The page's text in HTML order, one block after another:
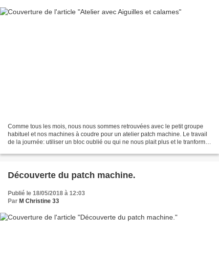
Comme tous les mois, nous nous sommes retrouvées avec le petit groupe
habituel et nos machines à coudre pour un atelier patch machine. Le travail
de la journée: utiliser un bloc oublié ou qui ne nous plait plus et le tranformer
Découverte du patch machine.
Publié le 18/05/2018 à 12:03
Par M Christine 33